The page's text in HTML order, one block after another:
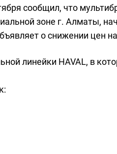
сообщил, что
зоне г. Алматы,
о снижении цен
линейки HAVAL, в